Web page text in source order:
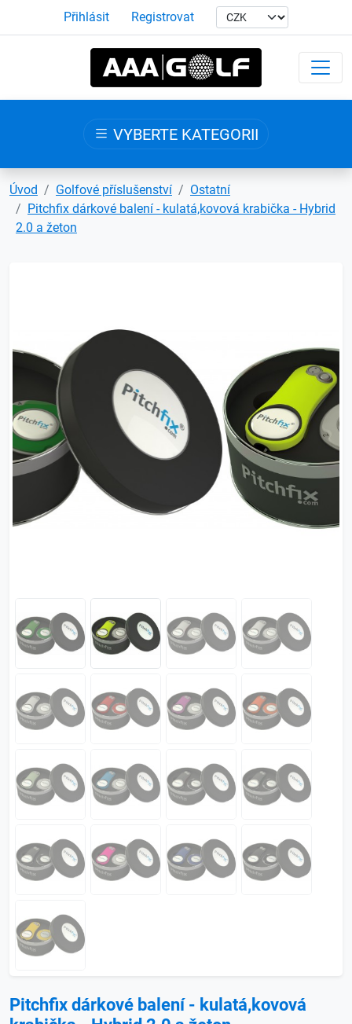
Přihlásit Registrovat
VYBERTE KATEGORII
Úvod Golfové příslušenství
Ostatní
Pitchfix dárkové balení - kulatá,kovová krabička - Hybrid
2.0 a žeton
Pitchfix dárkové balení - kulatá,kovová